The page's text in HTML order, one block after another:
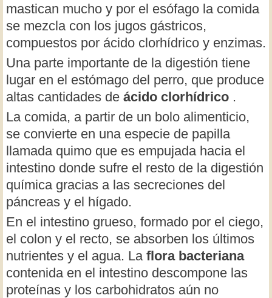
mastican mucho y por el esófago la comida
se mezcla con los jugos gástricos,
compuestos por ácido clorhídrico y enzimas.
Una parte importante de la digestión tiene
lugar en el estómago del perro, que produce
altas cantidades de ácido clorhídrico .
La comida, a partir de un bolo alimenticio,
se convierte en una especie de papilla
llamada quimo que es empujada hacia el
intestino donde sufre el resto de la digestión
química gracias a las secreciones del
páncreas y el hígado.
En el intestino grueso, formado por el ciego,
el colon y el recto, se absorben los últimos
nutrientes y el agua. La flora bacteriana
contenida en el intestino descompone las
proteínas y los carbohidratos aún no